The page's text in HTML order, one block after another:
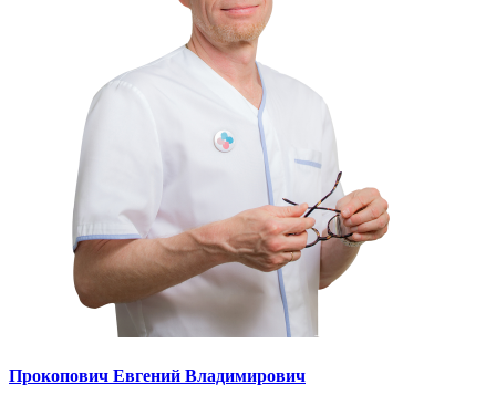
Прокопович Евгений Владимирович